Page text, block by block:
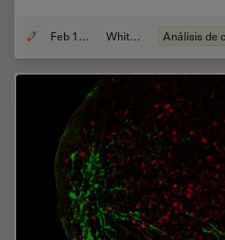
Feb 12, 2026 Whitepaper